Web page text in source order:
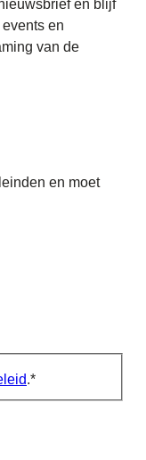
en blijf
en
van de
en moet
.*